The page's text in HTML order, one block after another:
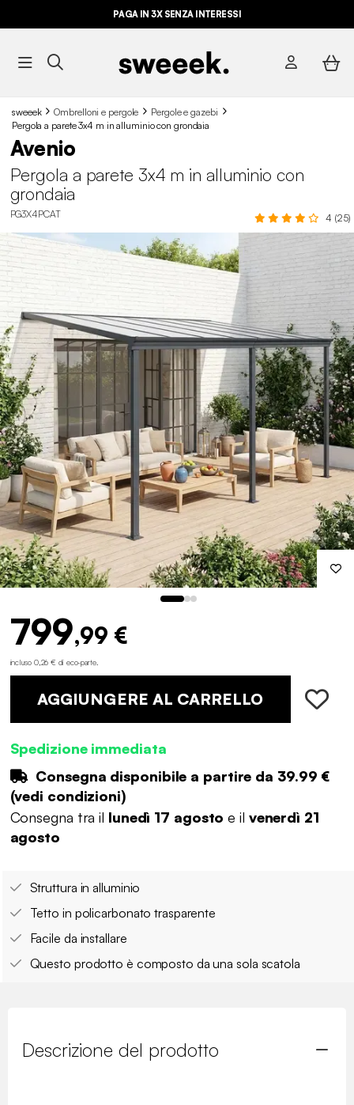
PAGA IN 3X SENZA INTERESSI
sweeek Ombrelloni e pergole
Pergole e gazebi
Pergola a parete 3x4 m in alluminio con grondaia
Avenio
Pergola a parete 3x4 m in alluminio con
grondaia
PG3X4PCAT 4 (25)
799,99 €
incluso 0,26 € di eco-parte.
AGGIUNGERE AL CARRELLO
Spedizione immediata
Consegna disponibile a partire da 39.99 €
(vedi condizioni)
Consegna tra il lunedì 17 agosto e il venerdì 21
agosto
Struttura in alluminio
Tetto in policarbonato trasparente
Facile da installare
Questo prodotto è composto da una sola scatola
Descrizione del prodotto